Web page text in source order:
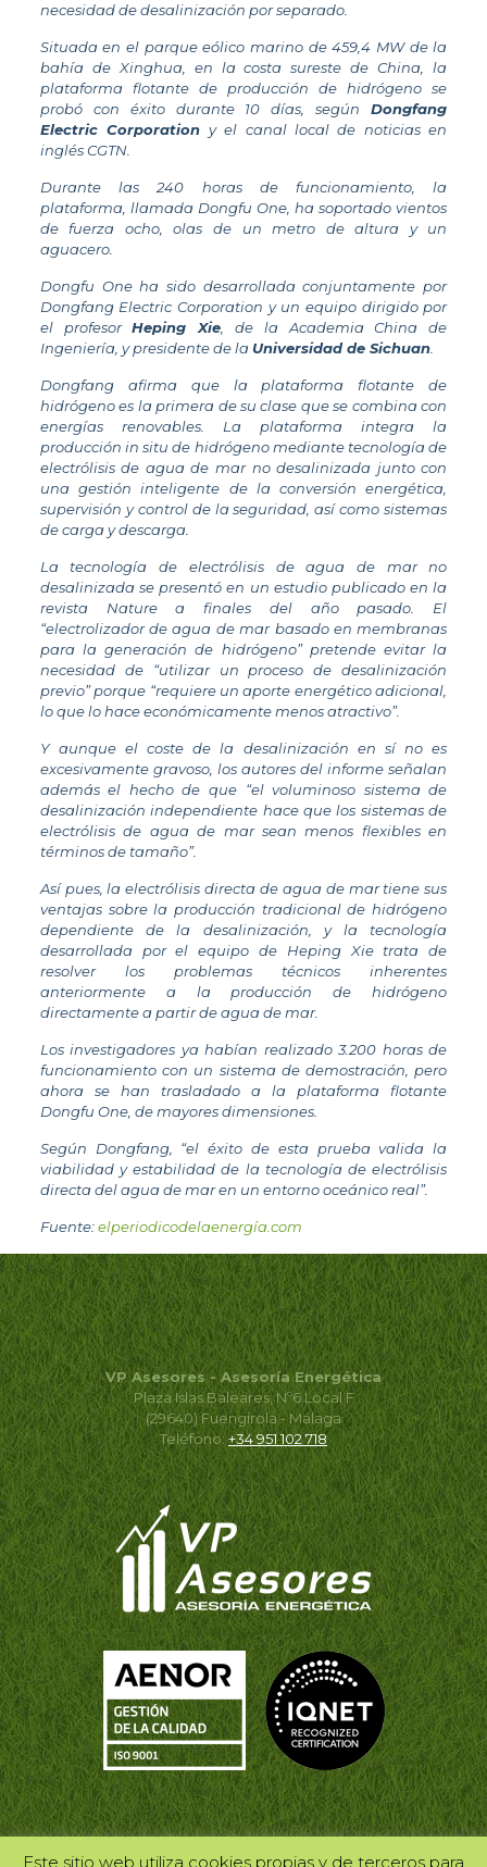
necesidad de desalinización por separado.
Situada en el parque eólico marino de 459,4 MW de la
bahía de Xinghua, en la costa sureste de China, la
plataforma flotante de producción de hidrógeno se
probó con éxito durante 10 días, segúnDongfang
Electric Corporation y el canal local de noticias en
inglés CGTN.
Durante las 240 horas de funcionamiento, la
plataforma, llamada Dongfu One, ha soportado vientos
de fuerza ocho, olas de un metro de altura y un
aguacero.
Dongfu One ha sido desarrollada conjuntamente por
Dongfang Electric Corporation y un equipo dirigido por
el profesorHeping Xie , de la Academia China de
Ingeniería, y presidente de la Universidad de Sichuan.
Dongfang afirma que la plataforma flotante de
hidrógeno es la primera de su clase que se combina con
energías renovables. La plataforma integra la
producción in situ de hidrógeno mediante tecnología de
electrólisis de agua de mar no desalinizada junto con
una gestión inteligente de la conversión energética,
supervisión y control de la seguridad, así como sistemas
de carga y descarga.
La tecnología de electrólisis de agua de mar no
desalinizada se presentó en un estudio publicado en la
revista Nature a finales del año pasado. El
“electrolizador de agua de mar basado en membranas
para la generación de hidrógeno” pretende evitar la
necesidad de “utilizar un proceso de desalinización
previo” porque “requiere un aporte energético adicional,
lo que lo hace económicamente menos atractivo”.
Y aunque el coste de la desalinización en sí no es
excesivamente gravoso, los autores del informe señalan
además el hecho de que “el voluminoso sistema de
desalinización independiente hace que los sistemas de
electrólisis de agua de mar sean menos flexibles en
términos de tamaño”.
Así pues, la electrólisis directa de agua de mar tiene sus
ventajas sobre la producción tradicional de hidrógeno
dependiente de la desalinización, y la tecnología
desarrollada por el equipo de Heping Xie trata de
resolver los problemas técnicos inherentes
anteriormente a la producción de hidrógeno
directamente a partir de agua de mar.
Los investigadores ya habían realizado 3.200 horas de
funcionamiento con un sistema de demostración, pero
ahora se han trasladado a la plataforma flotante
Dongfu One, de mayores dimensiones.
Según Dongfang, “el éxito de esta prueba valida la
viabilidad y estabilidad de la tecnología de electrólisis
directa del agua de mar en un entorno oceánico real”.
Fuente:elperiodicodelaenergía.com
VP Asesores - Asesoría Energética
Plaza Islas Baleares, Nº6 Local F
(29640) Fuengirola - Málaga
Teléfono:+34 951 102 718
Este sitio web utiliza cookies propias y de terceros para